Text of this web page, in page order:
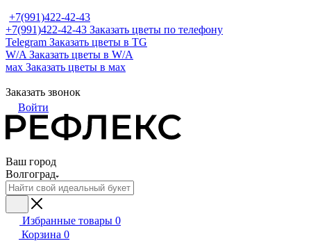
+7(991)422-42-43
+7(991)422-42-43 Заказать цветы по телефону
Telegram Заказать цветы в TG
W/A Заказать цветы в W/A
мах Заказать цветы в мах
Заказать звонок
Войти
Ваш город
Волгоград
Избранные товары 0
Корзина 0